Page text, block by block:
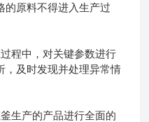
的原料不得进入生产过
程中，对关键参数进行
，及时发现并处理异常情
产的产品进行全面的